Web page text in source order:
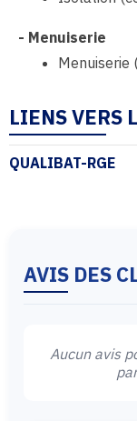
- Menuiserie
Menuiserie
LIENS VERS
QUALIBAT-RGE
AVIS DES
Aucun avis